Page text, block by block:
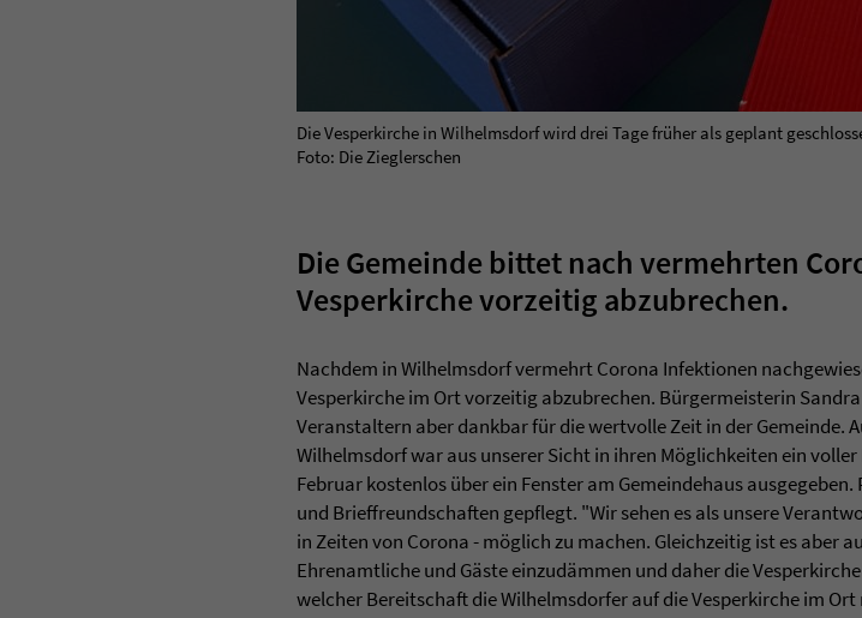
Die Vesperkirche in Wilhelmsdorf wird drei Tage früher als geplant
Foto: Die Zieglerschen
Die Gemeinde bittet nach vermehrten
Vesperkirche vorzeitig abzubrechen.
Nachdem in Wilhelmsdorf vermehrt Corona Infektionen
Vesperkirche im Ort vorzeitig abzubrechen. Bürgermeisterin
Veranstaltern aber dankbar für die wertvolle Zeit in der Gemeinde.
Wilhelmsdorf war aus unserer Sicht in ihren Möglichkeiten ein
Februar kostenlos über ein Fenster am Gemeindehaus
und Brieffreundschaften gepflegt. "Wir sehen es als unsere
in Zeiten von Corona - möglich zu machen. Gleichzeitig ist es aber
Ehrenamtliche und Gäste einzudämmen und daher die
welcher Bereitschaft die Wilhelmsdorfer auf die Vesperkirche im